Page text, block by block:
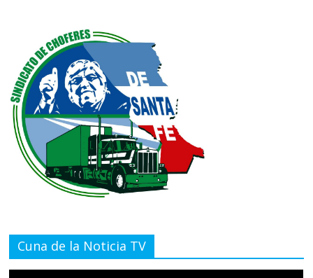
Cuna de la Noticia TV